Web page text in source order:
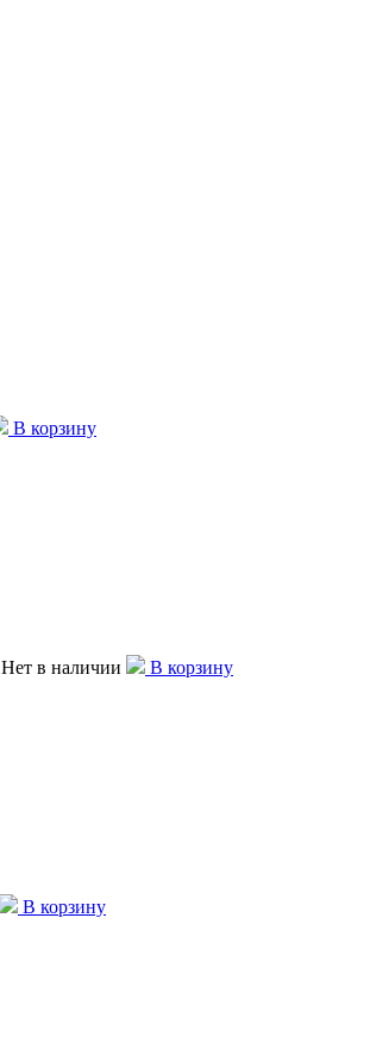
В корзину
Нет в наличии В корзину
В корзину